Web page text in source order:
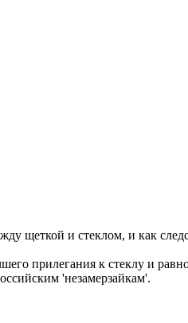
щеткой и стеклом, и как
прилегания к стеклу и
'незамерзайкам'.